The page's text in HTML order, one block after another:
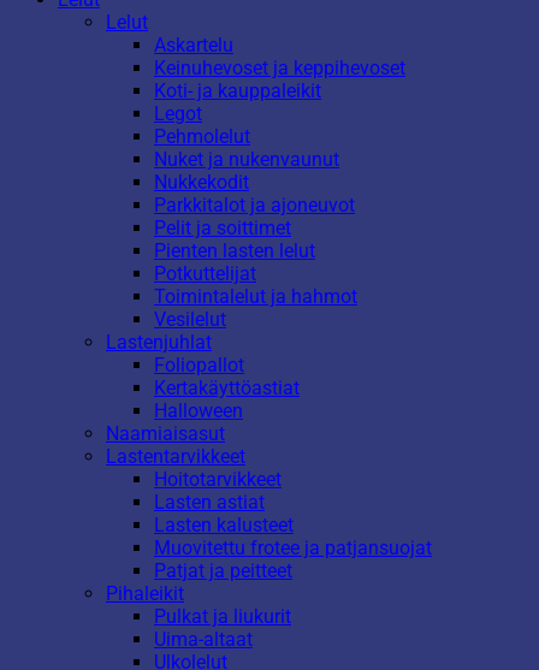
Lelut
Askartelu
Keinuhevoset ja keppihevoset
Koti- ja kauppaleikit
Legot
Pehmolelut
Nuket ja nukenvaunut
Nukkekodit
Parkkitalot ja ajoneuvot
Pelit ja soittimet
Pienten lasten lelut
Potkuttelijat
Toimintalelut ja hahmot
Vesilelut
Lastenjuhlat
Foliopallot
Kertakäyttöastiat
Halloween
Naamiaisasut
Lastentarvikkeet
Hoitotarvikkeet
Lasten astiat
Lasten kalusteet
Muovitettu frotee ja patjansuojat
Patjat ja peitteet
Pihaleikit
Pulkat ja liukurit
Uima-altaat
Ulkolelut